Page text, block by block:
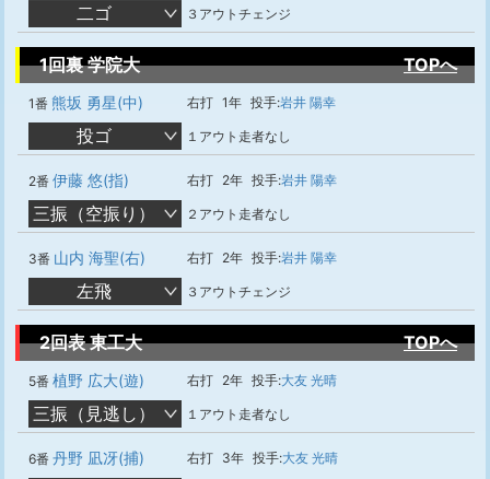
二ゴ ３アウトチェンジ
1回裏 学院大 TOPへ
1番 熊坂 勇星(中) 右打 1年 投手:岩井 陽幸
投ゴ １アウト走者なし
2番 伊藤 悠(指) 右打 2年 投手:岩井 陽幸
三振（空振り） ２アウト走者なし
3番 山内 海聖(右) 右打 2年 投手:岩井 陽幸
左飛 ３アウトチェンジ
2回表 東工大 TOPへ
5番 植野 広大(遊) 右打 2年 投手:大友 光晴
三振（見逃し） １アウト走者なし
6番 丹野 凪冴(捕) 右打 3年 投手:大友 光晴